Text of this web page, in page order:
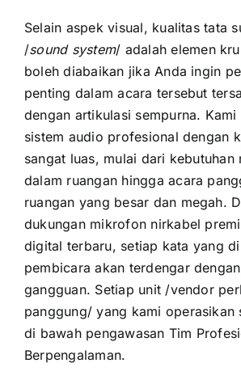
Selain aspek visual, kualitas tata
/sound system/ adalah elemen
boleh diabaikan jika Anda ingin
penting dalam acara tersebut
dengan artikulasi sempurna. Kami
sistem audio profesional dengan
sangat luas, mulai dari kebutuhan
dalam ruangan hingga acara
ruangan yang besar dan megah.
dukungan mikrofon nirkabel
digital terbaru, setiap kata yang
pembicara akan terdengar
gangguan. Setiap unit /vendor
panggung/ yang kami operasikan
di bawah pengawasan Tim
Berpengalaman.